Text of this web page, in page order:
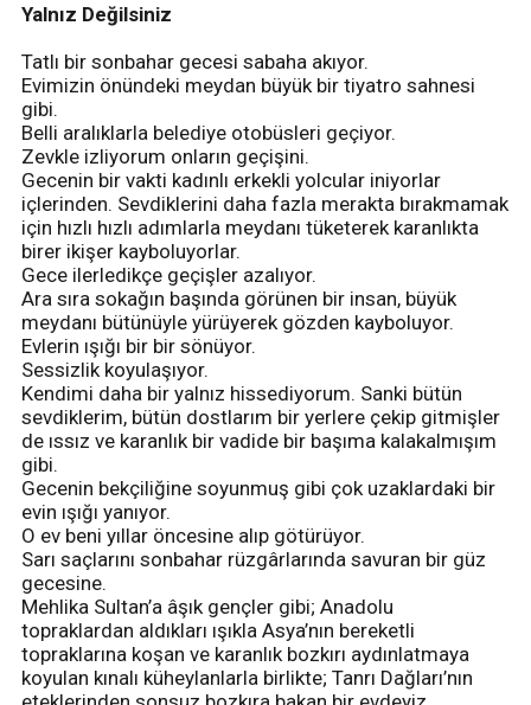
Yalnız Değilsiniz
Tatlı bir sonbahar gecesi sabaha akıyor.
Evimizin önündeki meydan büyük bir tiyatro sahnesi
gibi.
Belli aralıklarla belediye otobüsleri geçiyor.
Zevkle izliyorum onların geçişini.
Gecenin bir vakti kadınlı erkekli yolcular iniyorlar
içlerinden. Sevdiklerini daha fazla merakta bırakmamak
için hızlı hızlı adımlarla meydanı tüketerek karanlıkta
birer ikişer kayboluyorlar.
Gece ilerledikçe geçişler azalıyor.
Ara sıra sokağın başında görünen bir insan, büyük
meydanı bütünüyle yürüyerek gözden kayboluyor.
Evlerin ışığı bir bir sönüyor.
Sessizlik koyulaşıyor.
Kendimi daha bir yalnız hissediyorum. Sanki bütün
sevdiklerim, bütün dostlarım bir yerlere çekip gitmişler
de ıssız ve karanlık bir vadide bir başıma kalakalmışım
gibi.
Gecenin bekçiliğine soyunmuş gibi çok uzaklardaki bir
evin ışığı yanıyor.
O ev beni yıllar öncesine alıp götürüyor.
Sarı saçlarını sonbahar rüzgârlarında savuran bir güz
gecesine.
Mehlika Sultan’a âşık gençler gibi; Anadolu
topraklardan aldıkları ışıkla Asya’nın bereketli
topraklarına koşan ve karanlık bozkırı aydınlatmaya
koyulan kınalı küheylanlarla birlikte; Tanrı Dağları’nın